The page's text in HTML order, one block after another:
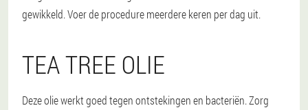
gewikkeld. Voer de procedure meerdere keren per dag uit.
TEA TREE OLIE
Deze olie werkt goed tegen ontstekingen en bacteriën. Zorg